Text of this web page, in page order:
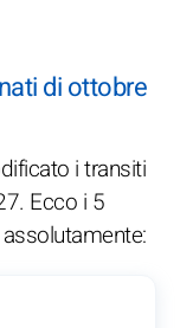
di ottobre
i transiti
Ecco i 5